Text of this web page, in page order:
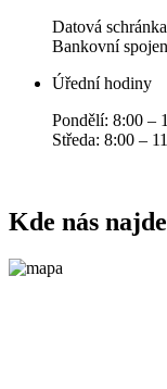
Datová
Bankovní
Úřední hodiny
Pondělí: 8:00 –
Středa: 8:00 –
Kde nás